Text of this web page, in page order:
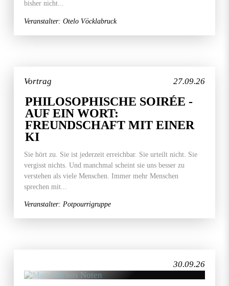
bisher nicht...
Veranstalter: Otelo Vöcklabruck
27.09.26
Vortrag
PHILOSOPHISCHE SOIRÉE -
AUF EIN WORT:
FREUNDSCHAFT MIT EINER
KI
Sie hört zu. Sie ist jederzeit erreichbar. Sie urteilt nicht. Sie
vergisst nichts. Und manchmal scheint sie uns besser zu
verstehen als viele Menschen. Immer mehr Menschen
sprechen mit...
Veranstalter: Potpourrigruppe
30.09.26